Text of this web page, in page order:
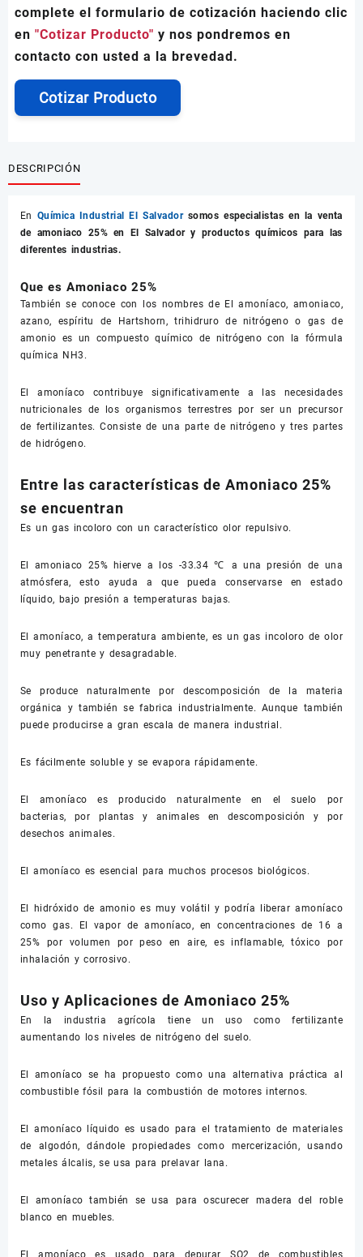
complete el formulario de cotización haciendo clic
en "Cotizar Producto" y nos pondremos en
contacto con usted a la brevedad.
Cotizar Producto
DESCRIPCIÓN
En Química Industrial El Salvadorsomos especialistas en la venta
de amoniaco 25% en El Salvador y productos químicos para las
diferentes industrias.
Que es Amoniaco 25%
También se conoce con los nombres de El amoníaco, amoniaco,
azano, espíritu de Hartshorn, trihidruro de nitrógeno o gas de
amonio es un compuesto químico de nitrógeno con la fórmula
química NH3.
El amoníaco contribuye significativamente a las necesidades
nutricionales de los organismos terrestres por ser un precursor
de fertilizantes. Consiste de una parte de nitrógeno y tres partes
de hidrógeno.
Entre las características de Amoniaco 25%
se encuentran
Es un gas incoloro con un característico olor repulsivo.
El amoniaco 25% hierve a los -33.34 ℃ a una presión de una
atmósfera, esto ayuda a que pueda conservarse en estado
líquido, bajo presión a temperaturas bajas.
El amoníaco, a temperatura ambiente, es un gas incoloro de olor
muy penetrante y desagradable.
Se produce naturalmente por descomposición de la materia
orgánica y también se fabrica industrialmente. Aunque también
puede producirse a gran escala de manera industrial.
Es fácilmente soluble y se evapora rápidamente.
El amoníaco es producido naturalmente en el suelo por
bacterias, por plantas y animales en descomposición y por
desechos animales.
El amoníaco es esencial para muchos procesos biológicos.
El hidróxido de amonio es muy volátil y podría liberar amoníaco
como gas. El vapor de amoníaco, en concentraciones de 16 a
25% por volumen por peso en aire, es inflamable, tóxico por
inhalación y corrosivo.
Uso y Aplicaciones de Amoniaco 25%
En la industria agrícola tiene un uso como fertilizante
aumentando los niveles de nitrógeno del suelo.
El amoníaco se ha propuesto como una alternativa práctica al
combustible fósil para la combustión de motores internos.
El amoníaco líquido es usado para el tratamiento de materiales
de algodón, dándole propiedades como mercerización, usando
metales álcalis, se usa para prelavar lana.
El amoníaco también se usa para oscurecer madera del roble
blanco en muebles.
El amoníaco es usado para depurar SO2 de combustibles